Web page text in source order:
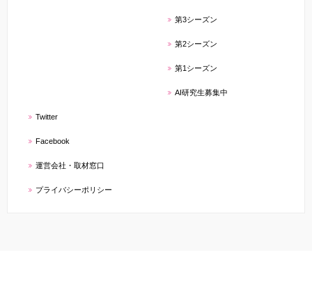
第3シーズン
第2シーズン
第1シーズン
AI研究生募集中
Twitter
Facebook
運営会社・取材窓口
プライバシーポリシー